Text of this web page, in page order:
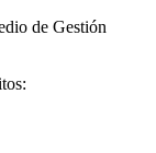
de Gestión